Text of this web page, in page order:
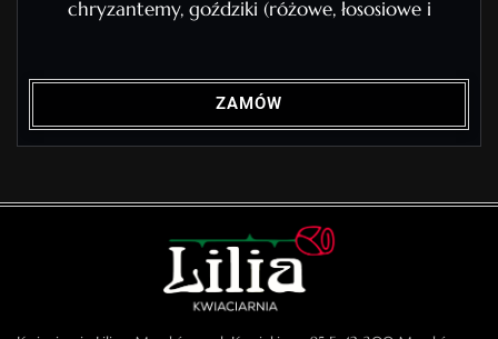
chryzantemy, goździki (różowe, łososiowe i
ZAMÓW